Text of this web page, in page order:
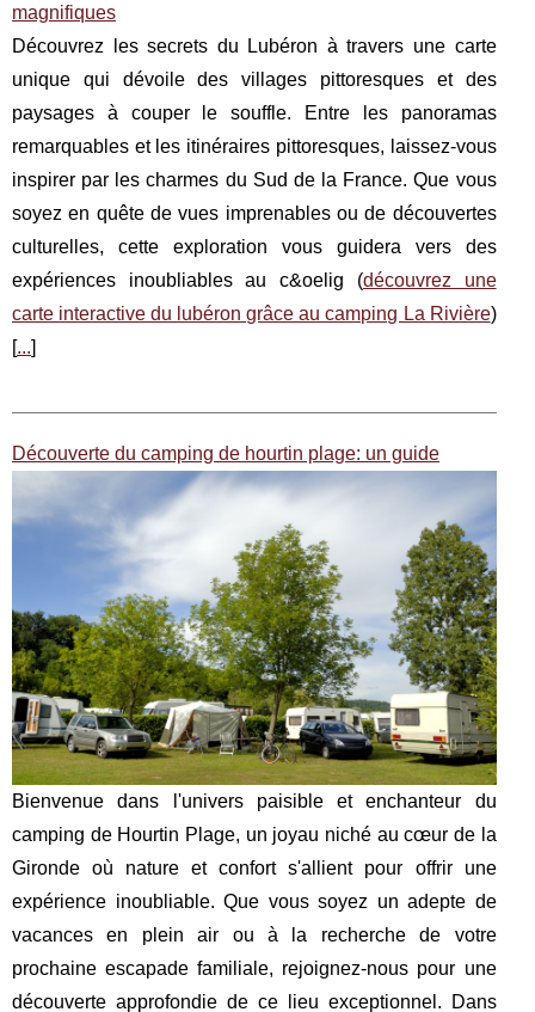
magnifiques
Découvrez les secrets du Lubéron à travers une carte
unique qui dévoile des villages pittoresques et des
paysages à couper le souffle. Entre les panoramas
remarquables et les itinéraires pittoresques, laissez-vous
inspirer par les charmes du Sud de la France. Que vous
soyez en quête de vues imprenables ou de découvertes
culturelles, cette exploration vous guidera vers des
expériences inoubliables au c&oelig (découvrez une
carte interactive du lubéron grâce au camping La Rivière)
[...]
Découverte du camping de hourtin plage: un guide
Bienvenue dans l'univers paisible et enchanteur du
camping de Hourtin Plage, un joyau niché au cœur de la
Gironde où nature et confort s'allient pour offrir une
expérience inoubliable. Que vous soyez un adepte de
vacances en plein air ou à la recherche de votre
prochaine escapade familiale, rejoignez-nous pour une
découverte approfondie de ce lieu exceptionnel. Dans